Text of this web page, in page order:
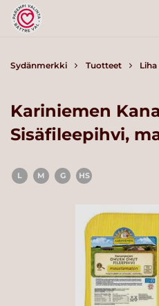
Sydänmerkki Tuotteet Liha
Kariniemen
Sisäfileepihvi,
L M G HS